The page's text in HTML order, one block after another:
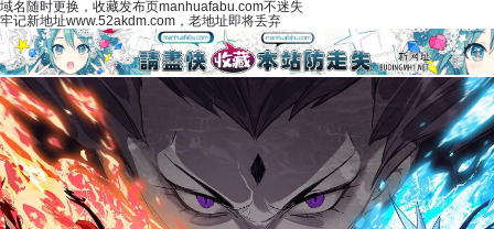
域名随时更换，收藏发布页manhuafabu.com不迷失
牢记新地址www.52akdm.com，老地址即将丢弃